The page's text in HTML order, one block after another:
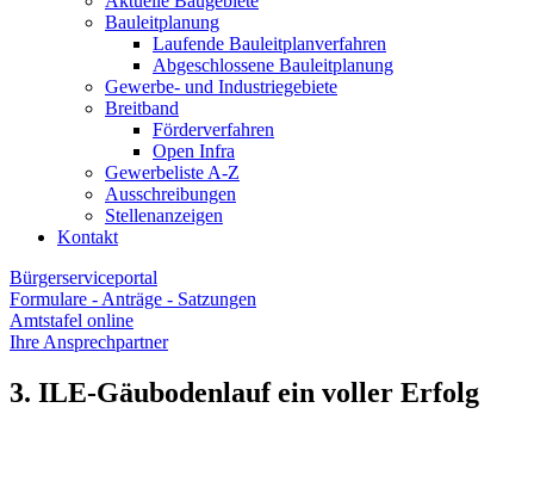
Bauleitplanung
Laufende Bauleitplanverfahren
Abgeschlossene Bauleitplanung
Gewerbe- und Industriegebiete
Breitband
Förderverfahren
Open Infra
Gewerbeliste A-Z
Ausschreibungen
Stellenanzeigen
Kontakt
Bürgerserviceportal
Formulare - Anträge - Satzungen
Amtstafel online
Ihre Ansprechpartner
3. ILE-Gäubodenlauf ein voller Erfolg